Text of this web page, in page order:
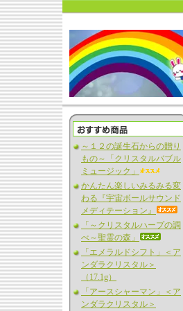
～１２の誕生石からの贈り
もの～「クリスタルバブル
ミュージック」
かんたん楽しいみるみる変
わる『宇宙ボールサウンド
メディテーション』
「～クリスタルハープの調
べ～聖霊の森」
「エメラルドシフト」＜ア
ンダラクリスタル＞
（17.1g）
「アースシャーマン」＜ア
ンダラクリスタル＞